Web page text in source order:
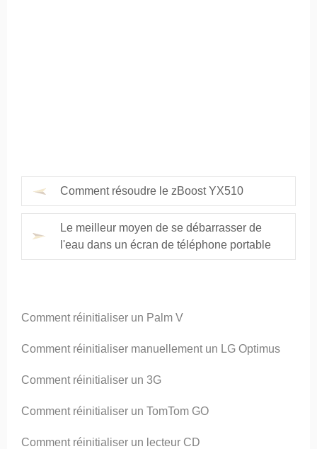
Comment résoudre le zBoost YX510
Le meilleur moyen de se débarrasser de
l'eau dans un écran de téléphone portable
Comment réinitialiser un Palm V
Comment réinitialiser manuellement un LG Optimus
Comment réinitialiser un 3G
Comment réinitialiser un TomTom GO
Comment réinitialiser un lecteur CD